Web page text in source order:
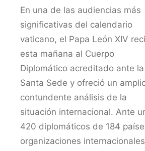
En una de las audiencias más
significativas del calendario
vaticano, el Papa León XIV
esta mañana al Cuerpo
Diplomático acreditado ante la
Santa Sede y ofreció un
contundente análisis de la
situación internacional. Ante
420 diplomáticos de 184
organizaciones